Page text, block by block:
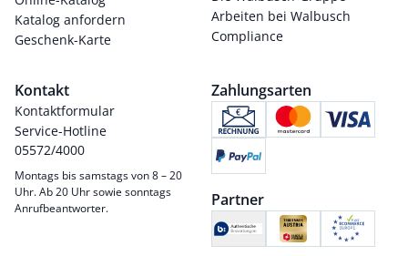
Katalog anfordern
Geschenk-Karte
Arbeiten bei Walbusch
Compliance
Kontakt
Kontaktformular
Service-Hotline
05572/4000
Montags bis samstags von 8 – 20
Uhr. Ab 20 Uhr sowie sonntags
Anrufbeantworter.
Zahlungsarten
Partner